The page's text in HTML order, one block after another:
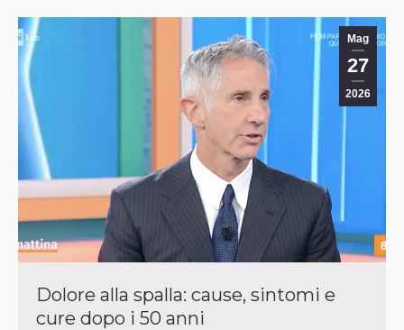
Mag
27
2026
Dolore alla spalla: cause, sintomi e
cure dopo i 50 anni